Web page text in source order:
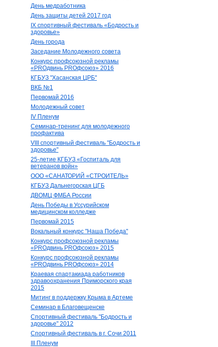
День медработника
День защиты детей 2017 год
IX спортивный фестиваль «Бодрость и
здоровье»
День города
Заседание Молодежного совета
Конкурс профсоюзной рекламы
«PROдвинь РRОфсоюз» 2016
КГБУЗ "Хасанская ЦРБ"
ВКБ №1
Первомай 2016
Молодежный совет
IV Пленум
Семинар-тренинг для молодежного
профактива
VIII спортивный фестиваль "Бодрость и
здоровье"
25-летие КГБУЗ «Госпиталь для
ветеранов войн»
ООО «САНАТОРИЙ «СТРОИТЕЛЬ»
КГБУЗ Дальнегорская ЦГБ
ДВОМЦ ФМБА России
День Победы в Уссурийском
медицинском колледже
Первомай 2015
Вокальный конкурс "Наша Победа"
Конкурс профсоюзной рекламы
«PROдвинь РRОфсоюз» 2015
Конкурс профсоюзной рекламы
«PROдвинь РRОфсоюз» 2014
Краевая спартакиада работников
здравоохранения Приморского края
2015
Митинг в поддержку Крыма в Артеме
Семинар в Благовещенске
Спортивный фестиваль "Бодрость и
здоровье" 2012
Спортивный фестиваль в г. Сочи 2011
III Пленум